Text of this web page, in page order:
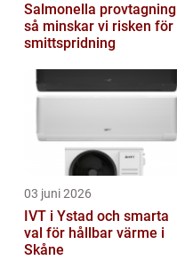
Salmonella provtagning
så minskar vi risken för
smittspridning
03 juni 2026
IVT i Ystad och smarta
val för hållbar värme i
Skåne